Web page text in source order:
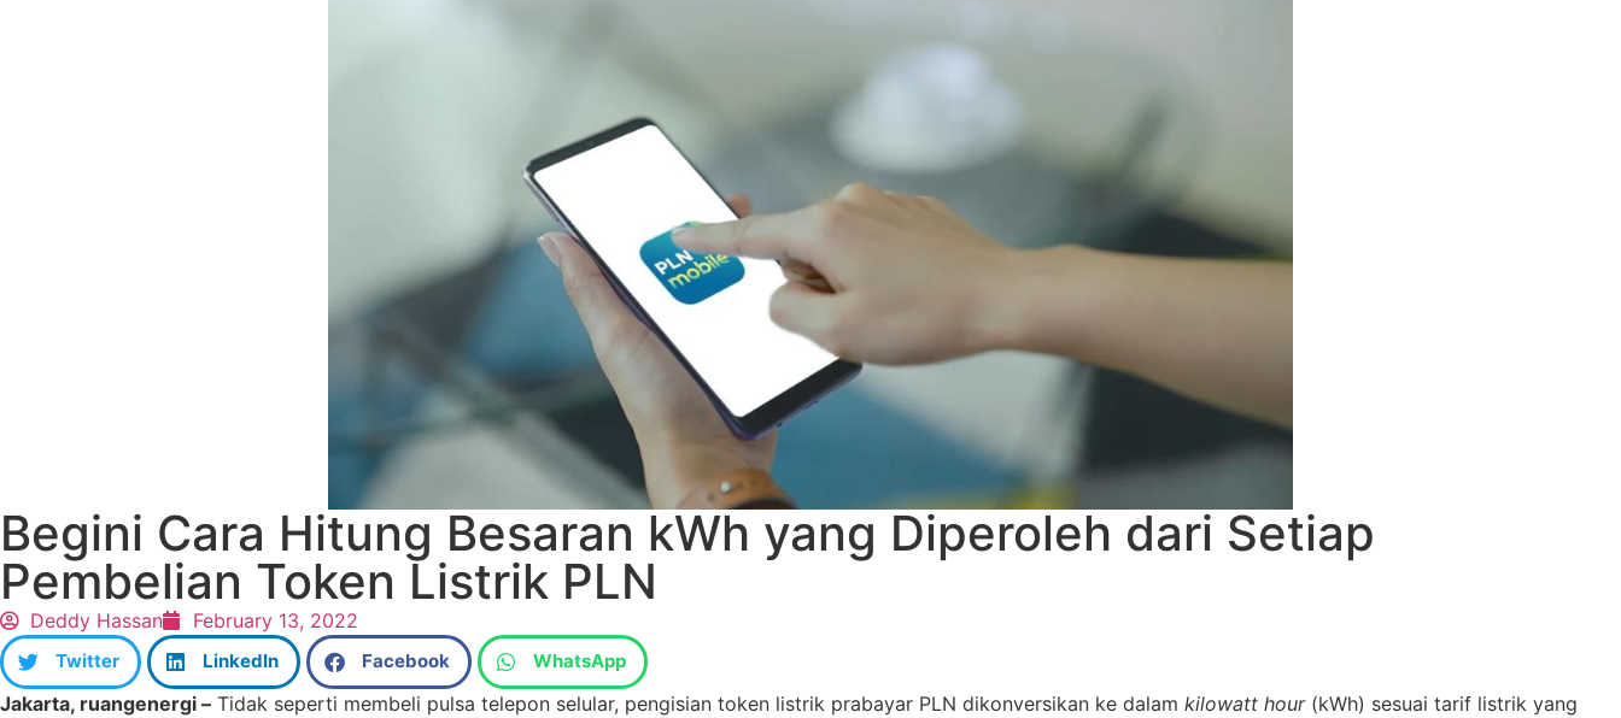
Begini Cara Hitung Besaran kWh yang Diperoleh dari Setiap
Pembelian Token Listrik PLN
Deddy Hassan February 13, 2022
Twitter LinkedIn Facebook WhatsApp
Jakarta, ruangenergi – Tidak seperti membeli pulsa telepon selular, pengisian token listrik prabayar PLN dikonversikan ke dalam kilowatt hour (kWh) sesuai tarif listrik yang